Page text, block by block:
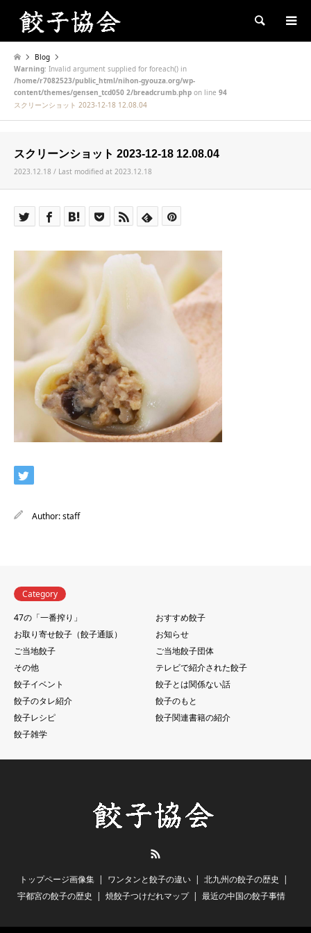
Search
Blog
Warning: Invalid argument supplied for foreach() in
/home/r7082523/public_html/nihon-gyouza.org/wp-
content/themes/gensen_tcd050 2/breadcrumb.php on line 94
スクリーンショット 2023-12-18 12.08.04
スクリーンショット 2023-12-18 12.08.04
2023.12.18 / Last modified at 2023.12.18
Author:staff
Category
47の「一番搾り」
おすすめ餃子
お取り寄せ餃子（餃子通販）
お知らせ
ご当地餃子
ご当地餃子団体
その他
テレビで紹介された餃子
餃子イベント
餃子とは関係ない話
餃子のタレ紹介
餃子のもと
餃子レシピ
餃子関連書籍の紹介
餃子雑学
トップページ画像集 ワンタンと餃子の違い
北九州の餃子の歴史
宇都宮の餃子の歴史
焼餃子つけだれマップ 最近の中国の餃子事情